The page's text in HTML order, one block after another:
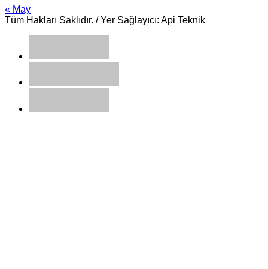
« May
Tüm Hakları Saklıdır. / Yer Sağlayıcı: Api Teknik